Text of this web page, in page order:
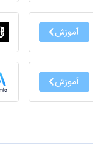
آموزش
آموزش